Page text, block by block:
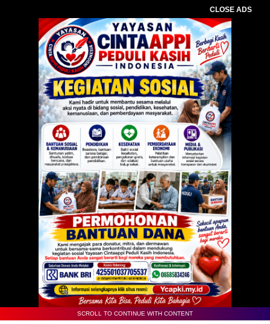
CLOSE ADS
SCROLL TO CONTINUE WITH CONTENT